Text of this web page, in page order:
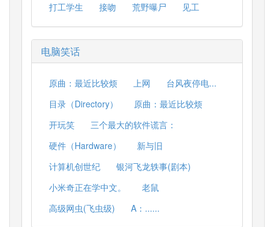
打工学生
接吻 荒野曝尸 见工
电脑笑话
原曲：最近比较烦 上网
台风夜停电...
目录（Directory）
原曲：最近比较烦
开玩笑
三个最大的软件谎言：
硬件（Hardware）
新与旧
计算机创世纪
银河飞龙轶事(剧本)
小米奇正在学中文。
老鼠
高级网虫(飞虫级)
A：......